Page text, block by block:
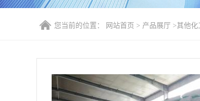
您当前的位置： 网站首页 > 产品展厅 >其他化